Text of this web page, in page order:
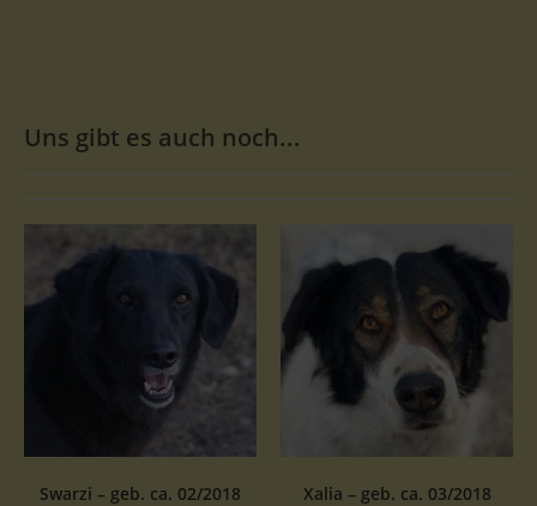
Uns gibt es auch noch...
Swarzi – geb. ca. 02/2018 Xalia – geb. ca. 03/2018